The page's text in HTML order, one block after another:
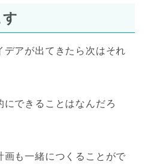
アが出てきたら次はそれ
にできることはなんだろ
画も一緒につくることがで